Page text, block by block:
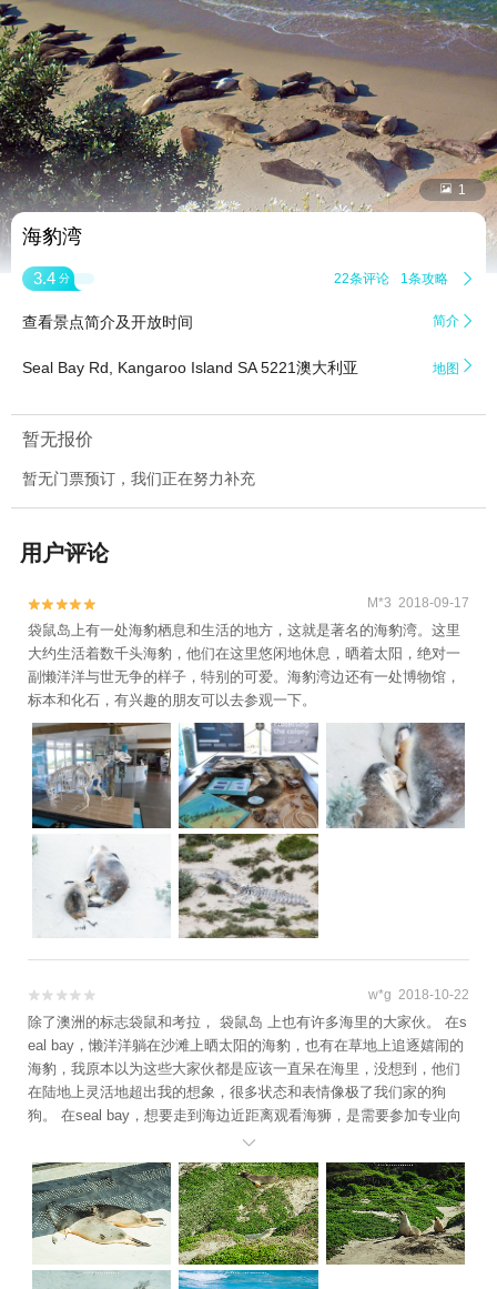
 1
海豹湾
3.4 分 22条评论 1条攻略 
查看景点简介及开放时间 简介 
Seal Bay Rd, Kangaroo Island SA 5221澳大利亚 地图 
暂无报价
暂无门票预订，我们正在努力补充
用户评论

 M*3 2018-09-17
袋鼠岛上有一处海豹栖息和生活的地方，这就是著名的海豹湾。这里
大约生活着数千头海豹，他们在这里悠闲地休息，晒着太阳，绝对一
副懒洋洋与世无争的样子，特别的可爱。海豹湾边还有一处博物馆，
标本和化石，有兴趣的朋友可以去参观一下。

 w*g 2018-10-22
除了澳洲的标志袋鼠和考拉， 袋鼠岛 上也有许多海里的大家伙。 在s
eal bay，懒洋洋躺在沙滩上晒太阳的海豹，也有在草地上追逐嬉闹的
海豹，我原本以为这些大家伙都是应该一直呆在海里，没想到，他们
在陆地上灵活地超出我的想象，很多状态和表情像极了我们家的狗
狗。 在seal bay，想要走到海边近距离观看海狮，是需要参加专业向
导待领的tour，为了尽可能减少对海狮栖息地的干扰，我们需要在距
离海狮一定的距离处观察。 不要怀疑，虽然叫seal bay，但是这里全
是海狮！ 当然， 袋鼠岛 上怎么能少得了袋鼠呢，

